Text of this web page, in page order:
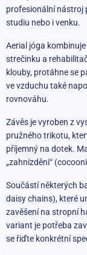
profesionální nástroj
studiu nebo i venku.
Aerial jóga
strečinku a
klouby, protáhne se
ve vzduchu také
rovnováhu.
Závěs je vyroben z
pružného trikotu,
příjemný na dotek.
„zahnízdění“
Součástí některých
daisy chains), které
zavěšení na stropní
variant je potřeba
se řiďte konkrétní